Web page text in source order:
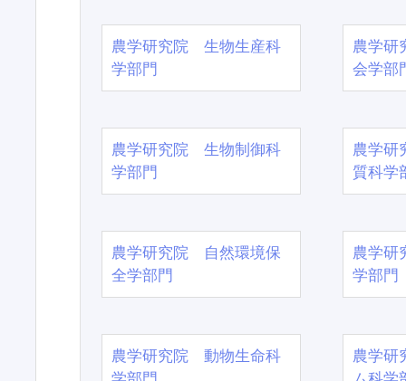
農学研究院 生物生産科
学部門
農学
会学部
農学研究院 生物制御科
学部門
農学
質科学
農学研究院 自然環境保
全学部門
農学
学部門
農学研究院 動物生命科
農学